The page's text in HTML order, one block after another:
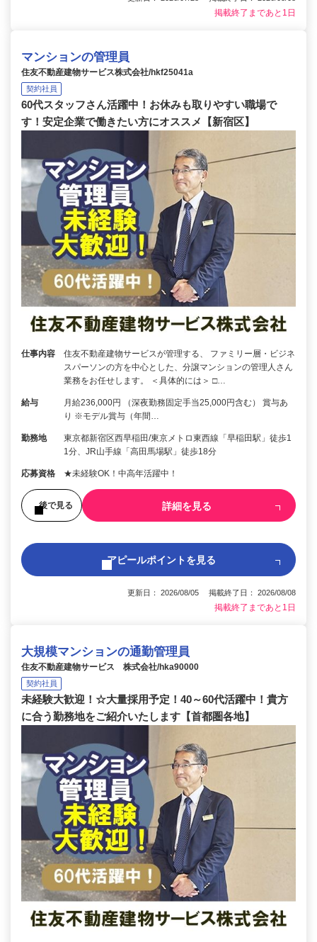
掲載終了まであと1日
マンションの管理員
住友不動産建物サービス株式会社/hkf25041a
契約社員
60代スタッフさん活躍中！お休みも取りやすい職場で
す！安定企業で働きたい方にオススメ【新宿区】
仕事内容
住友不動産建物サービスが管理する、 ファミリー層・ビジネ
スパーソンの方を中心とした、分譲マンションの管理人さん
業務をお任せします。 ＜具体的には＞ □…
給与
月給236,000円 （深夜勤務固定手当25,000円含む） 賞与あ
り ※モデル賞与（年間…
勤務地
東京都新宿区西早稲田/東京メトロ東西線「早稲田駅」徒歩1
1分、JR山手線「高田馬場駅」徒歩18分
応募資格 ★未経験OK！中高年活躍中！
後で見る 詳細を見る
アピールポイントを見る
更新日： 2026/08/05 掲載終了日： 2026/08/08
掲載終了まであと1日
大規模マンションの通勤管理員
住友不動産建物サービス 株式会社/hka90000
契約社員
未経験大歓迎！☆大量採用予定！40～60代活躍中！貴方
に合う勤務地をご紹介いたします【首都圏各地】